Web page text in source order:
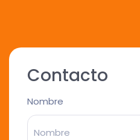
Contacto
Nombre